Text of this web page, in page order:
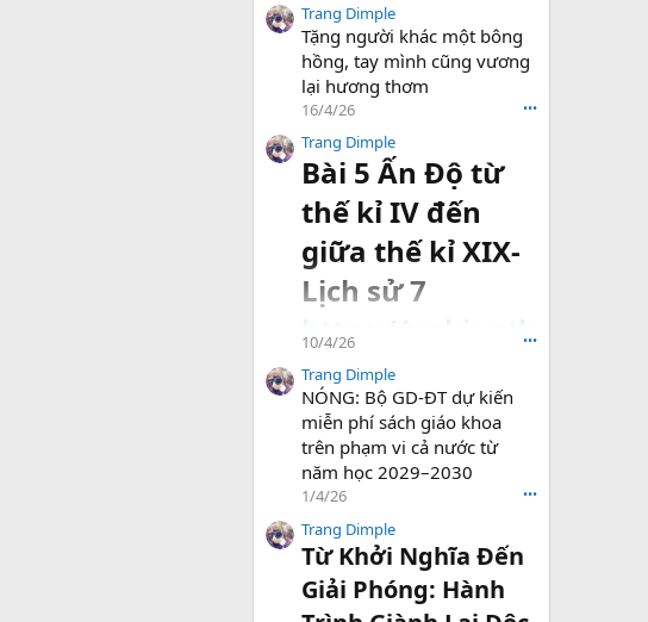
Trang Dimple
Tặng người khác một bông
hồng, tay mình cũng vương
lại hương thơm
16/4/26 •••
Trang Dimple
Bài 5 Ấn Độ từ
thế kỉ IV đến
giữa thế kỉ XIX-
Lịch sử 7
https://vnkienth
uc.com/threads
/bai-...-giua-the-
ki-xix-lich-su-
7.94040/#post-
202177
10/4/26 •••
Trang Dimple
NÓNG: Bộ GD-ĐT dự kiến
miễn phí sách giáo khoa
trên phạm vi cả nước từ
năm học 2029–2030
1/4/26 •••
Trang Dimple
Từ Khởi Nghĩa Đến
Giải Phóng: Hành